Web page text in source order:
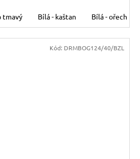
tmavý Bílá - kaštan Bílá - ořech
Kód: DRMBOG124/40/BZL